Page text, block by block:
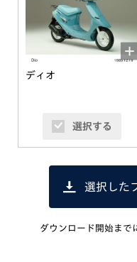
ディオ
選択する
選択した
ダウンロード開始まで